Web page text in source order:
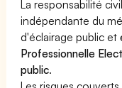
La responsabilité
indépendante du
d'éclairage public et
Professionnelle
public.